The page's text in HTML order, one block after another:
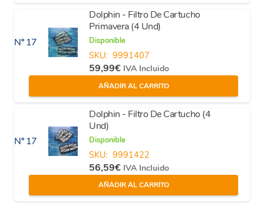
Nº 17
Dolphin - Filtro De Cartucho
Primavera (4 Und)
Disponible
SKU: 9991407
59,99€ IVA Incluido
AÑADIR AL CARRITO
Nº 17
Dolphin - Filtro De Cartucho (4
Und)
Disponible
SKU: 9991422
56,59€ IVA Incluido
AÑADIR AL CARRITO